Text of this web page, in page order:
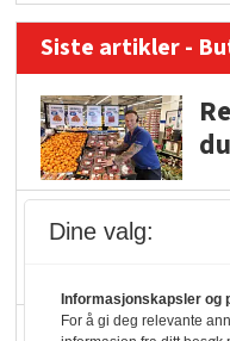
Siste artikler -
Dine valg:
Informasjonskapsler og
For å gi deg relevante